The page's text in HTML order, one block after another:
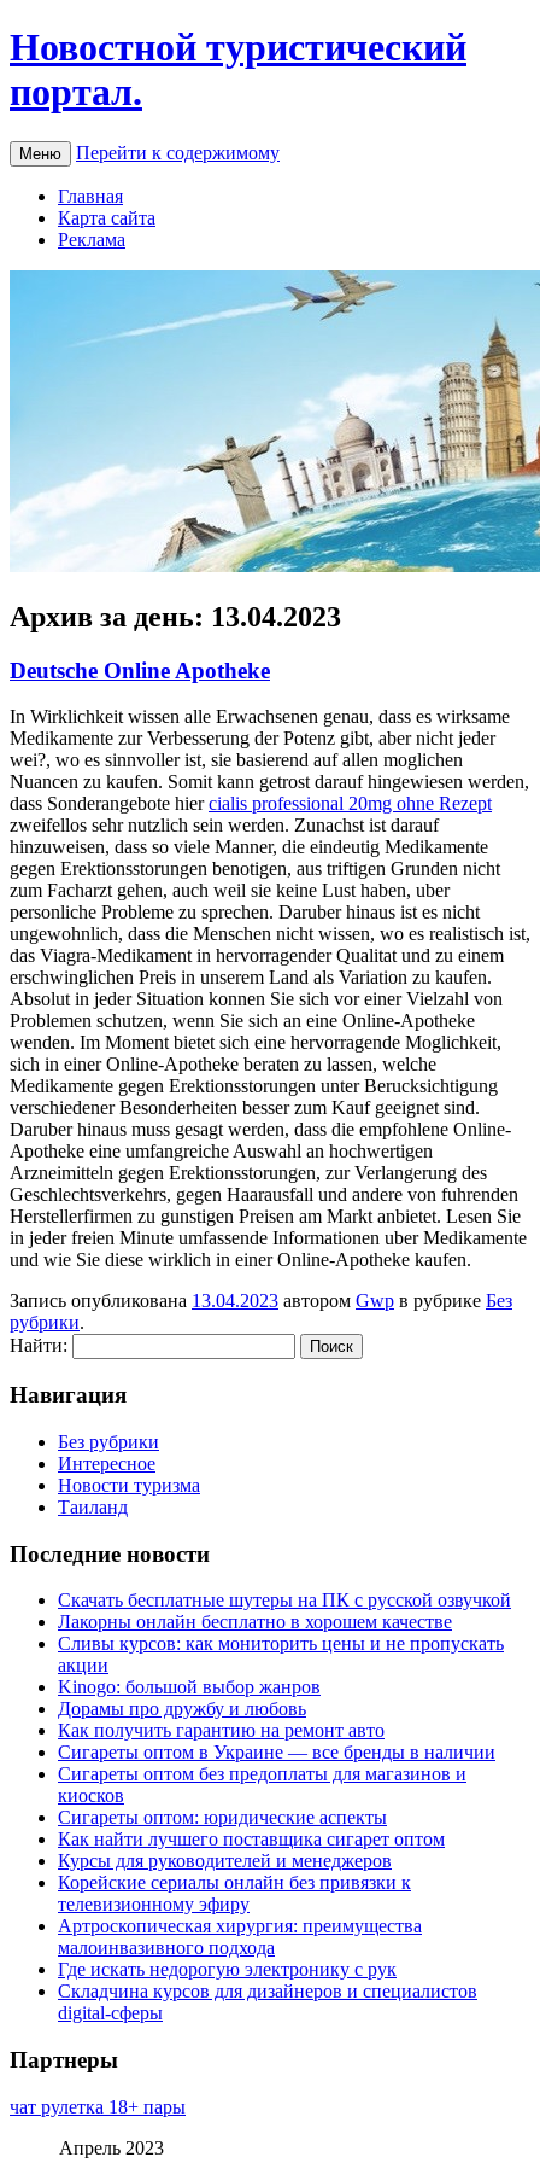
Новостной туристический
портал.
Меню Перейти к содержимому
Главная
Карта сайта
Реклама
Архив за день: 13.04.2023
Deutsche Online Apotheke
In Wirklichkeit wissen alle Erwachsenen genau, dass es wirksame
Medikamente zur Verbesserung der Potenz gibt, aber nicht jeder
wei?, wo es sinnvoller ist, sie basierend auf allen moglichen
Nuancen zu kaufen. Somit kann getrost darauf hingewiesen werden,
dass Sonderangebote hiercialis professional 20mg ohne Rezept
zweifellos sehr nutzlich sein werden. Zunachst ist darauf
hinzuweisen, dass so viele Manner, die eindeutig Medikamente
gegen Erektionsstorungen benotigen, aus triftigen Grunden nicht
zum Facharzt gehen, auch weil sie keine Lust haben, uber
personliche Probleme zu sprechen. Daruber hinaus ist es nicht
ungewohnlich, dass die Menschen nicht wissen, wo es realistisch ist,
das Viagra-Medikament in hervorragender Qualitat und zu einem
erschwinglichen Preis in unserem Land als Variation zu kaufen.
Absolut in jeder Situation konnen Sie sich vor einer Vielzahl von
Problemen schutzen, wenn Sie sich an eine Online-Apotheke
wenden. Im Moment bietet sich eine hervorragende Moglichkeit,
sich in einer Online-Apotheke beraten zu lassen, welche
Medikamente gegen Erektionsstorungen unter Berucksichtigung
verschiedener Besonderheiten besser zum Kauf geeignet sind.
Daruber hinaus muss gesagt werden, dass die empfohlene Online-
Apotheke eine umfangreiche Auswahl an hochwertigen
Arzneimitteln gegen Erektionsstorungen, zur Verlangerung des
Geschlechtsverkehrs, gegen Haarausfall und andere von fuhrenden
Herstellerfirmen zu gunstigen Preisen am Markt anbietet. Lesen Sie
in jeder freien Minute umfassende Informationen uber Medikamente
und wie Sie diese wirklich in einer Online-Apotheke kaufen.
Запись опубликована 13.04.2023 автором Gwp в рубрике Без
рубрики.
Найти:
Навигация
Без рубрики
Интересное
Новости туризма
Таиланд
Последние новости
Скачать бесплатные шутеры на ПК с русской озвучкой
Лакорны онлайн бесплатно в хорошем качестве
Сливы курсов: как мониторить цены и не пропускать
акции
Kinogo: большой выбор жанров
Дорамы про дружбу и любовь
Как получить гарантию на ремонт авто
Сигареты оптом в Украине — все бренды в наличии
Сигареты оптом без предоплаты для магазинов и
киосков
Сигареты оптом: юридические аспекты
Как найти лучшего поставщика сигарет оптом
Курсы для руководителей и менеджеров
Корейские сериалы онлайн без привязки к
телевизионному эфиру
Артроскопическая хирургия: преимущества
малоинвазивного подхода
Где искать недорогую электронику с рук
Складчина курсов для дизайнеров и специалистов
digital-сферы
Партнеры
чат рулетка 18+ пары
Апрель 2023